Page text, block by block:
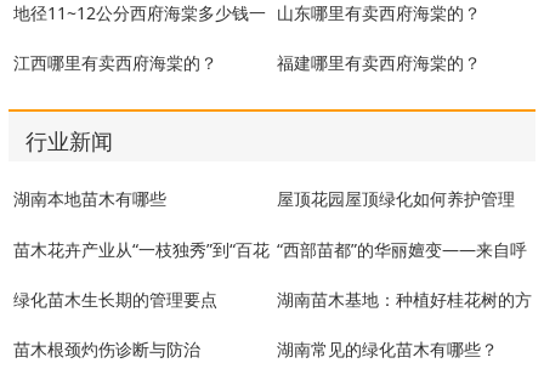
地径11~12公分西府海棠多少钱一 山东哪里有卖西府海棠的？
江西哪里有卖西府海棠的？ 福建哪里有卖西府海棠的？
行业新闻
湖南本地苗木有哪些 屋顶花园屋顶绿化如何养护管理
苗木花卉产业从“一枝独秀”到“百花 “西部苗都”的华丽嬗变——来自呼
绿化苗木生长期的管理要点
湖南苗木基地：种植好桂花树的方
苗木根颈灼伤诊断与防治
湖南常见的绿化苗木有哪些？